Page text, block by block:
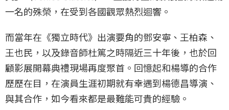
一名的殊榮，在受到各國觀眾熱烈迴響。
而當年在《獨立時代》出演要角的鄧安寧、王柏森、
王也民，以及錄音師杜篤之時隔近三十年後，也於回
顧影展開幕典禮現場再度聚首。回憶起和楊導的合作
歷歷在目，在演員生涯初期就有幸遇到楊德昌導演、
與其合作，如今看來都是最難能可貴的經驗。